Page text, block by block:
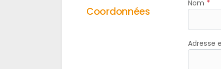
Coordonnées
Nom
Adresse